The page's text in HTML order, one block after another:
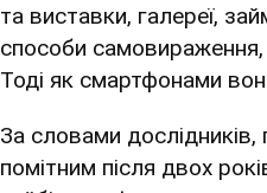
та виставки, галереї,
способи
Тоді як смартфонами
За словами
помітним після двох